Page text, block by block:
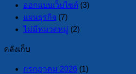
ออกแบบเว็บไซต์ (3)
แผนธุรกิจ (7)
ไม่มีหมวดหมู่ (2)
คลังเก็บ
กรกฎาคม 2026 (1)